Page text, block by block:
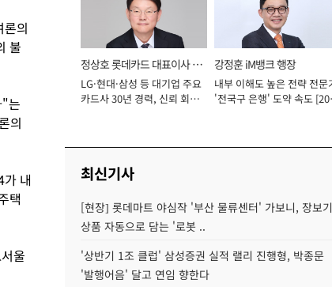
의
불
"는
의
내
택
울
정상호 롯데카드 대표이사 사
장
LG·현대·삼성 등 대기업 주요
카드사 30년 경력, 신뢰 회복
강정훈 iM뱅크 행장
내부 이해도 높은 전략 전문
'전국구 은행' 도약 속도
최신기사
[현장] 롯데마트 야심작 '부산 물류센터' 가보니, 장보기
상품 자동으로 담는 '로봇 ..
'상반기 1조 클럽' 삼성증권 실적 랠리 진행형, 박종문
'발행어음' 달고 연임 향한다